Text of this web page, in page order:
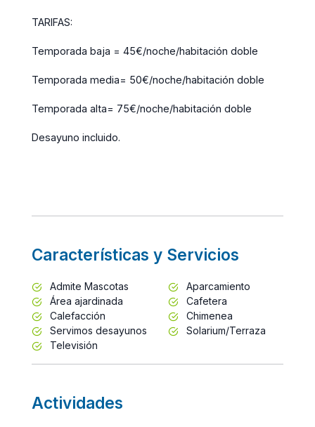
TARIFAS:
Temporada baja = 45€/noche/habitación doble
Temporada media= 50€/noche/habitación doble
Temporada alta= 75€/noche/habitación doble
Desayuno incluido.
Características y Servicios
Admite Mascotas
Aparcamiento
Área ajardinada
Cafetera
Calefacción
Chimenea
Servimos desayunos
Solarium/Terraza
Televisión
Actividades